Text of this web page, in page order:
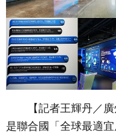
【記者王輝丹／
是聯合國「全球最適